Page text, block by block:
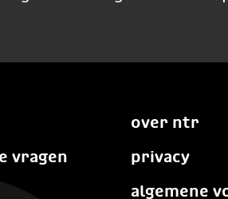
vragen
over ntr
privacy
algemene